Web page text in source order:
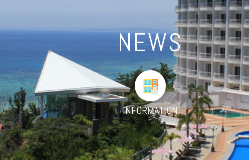
NEWS
INFORMATION